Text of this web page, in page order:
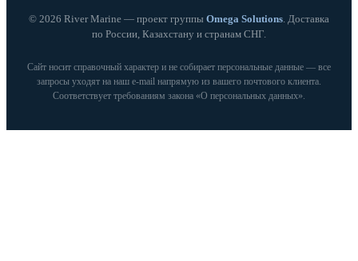
© 2026 River Marine — проект группы Omega Solutions. Доставка
по России, Казахстану и странам СНГ.
Сайт носит справочный характер и не собирает персональные данные — все
запросы уходят на наш e‑mail напрямую из вашего почтового клиента.
Соответствует требованиям закона «О персональных данных».